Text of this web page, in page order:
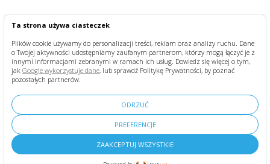
Ta strona używa ciasteczek
Plików cookie używamy do personalizacji treści, reklam oraz analizy ruchu. Dane
o Twojej aktywności udostępniamy zaufanym partnerom, którzy mogą łączyć je z
innymi informacjami zebranymi w ramach ich usług. Dowiedz się więcej o tym,
jak Google wykorzystuje dane, lub sprawdź Politykę Prywatności, by poznać
pozostałych partnerów.
ODRZUĆ
PREFERENCJE
ZAAKCEPTUJ WSZYSTKIE
KONTAKT
fundacja@bonumvitae.org.pl
+48 884 188 966
Strona wykonana przez